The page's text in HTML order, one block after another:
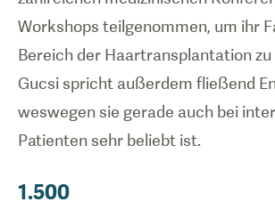
Workshops teilgenommen, um ihr
Bereich der Haartransplantation zu
Gucsi spricht außerdem fließend
weswegen sie gerade auch bei
Patienten sehr beliebt ist.
1.500